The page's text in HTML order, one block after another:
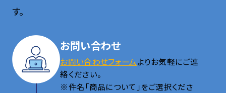
す。
お問い合わせ
お問い合わせフォームよりお気軽にご連
絡ください。
※件名「商品について」をご選択くださ